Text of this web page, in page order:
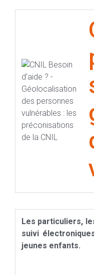
Les particuliers,
suivi
jeunes enfants.